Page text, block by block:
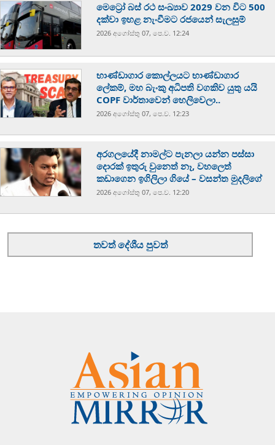
මෙට්‍රෝ බස් රථ සංඛ්‍යාව 2029 වන විට 500
දක්වා ඉහළ නැංවීමට රජයෙන් සැලසුම්
2026 අගෝස්‍තු 07, පෙ.ව. 12:24
භාණ්ඩාගාර කොල්ලයට භාණ්ඩාගාර
ලේකම්, මහ බැංකු අධිපති වගකිව යුතු යයි
COPF වාර්තාවෙන් හෙලිවෙලා..
2026 අගෝස්‍තු 07, පෙ.ව. 12:23
අරගලයේදී නාමල්ට පැනලා යන්න පස්ස‍ා
දොරක් ඉතුරු වුනෙත් නෑ, වහලෙත්
කඩාගෙන ඉගිලිලා ගියේ – වසන්ත මුදලිගේ
2026 අගෝස්‍තු 07, පෙ.ව. 12:20
තවත් දේශීය පුවත්